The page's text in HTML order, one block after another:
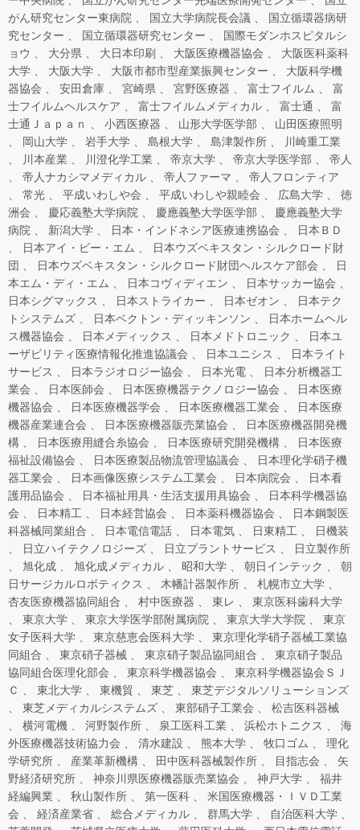
がん研究センター東病院
国立大学病院長会議
国立循環器病研
究センター
国立循環器研究センター
国際モダンホスピタルシ
ョウ
大分県 大日本印刷 大阪医療機器協会
大阪医科薬科
大学
大阪大学 大阪市都市型産業振興センター
大阪科学機
器協会
安田倉庫 宮崎県 宮野医療器 富士フイルム
富
士フイルムヘルスケア
富士フイルムメディカル 富士通
富
士通Ｊａｐａｎ
小西医療器 山形大学医学部
山田医療照明
岡山大学
岩手大学 島根大学 島津製作所
川崎重工業
川本産業
川澄化学工業 帝京大学 帝京大学医学部
帝人
帝人ナカシマメディカル
帝人ファーマ
帝人フロンティア
常光
平成いわしや会 平成いわしや親睦会 広島大学
徳
洲会
慶応義塾大学病院 慶應義塾大学医学部
慶應義塾大学
病院
新潟大学 日本・インドネシア医療連携協会
日本ＢＤ
日本アイ・ビー・エム
日本ウズベキスタン・シルクロード財
団
日本ウズベキスタン・シルクロード財団ヘルスケア部会
日
本エム・ディ・エム
日本コヴィディエン
日本サッカー協会
日本シグマックス
日本ストライカー 日本ゼオン
日本テク
トシステムズ
日本ベクトン・ディッキンソン
日本ホームヘル
ス機器協会
日本メディックス 日本メドトロニック
日本ユ
ーザビリティ医療情報化推進協議会
日本ユニシス
日本ライト
サービス
日本ラジオロジー協会 日本光電
日本分析機器工
業会
日本医師会 日本医療機器テクノロジー協会
日本医療
機器協会
日本医療機器学会 日本医療機器工業会
日本医療
機器産業連合会
日本医療機器販売業協会
日本医療機器開発機
構
日本医療用縫合糸協会 日本医療研究開発機構
日本医療
福祉設備協会
日本医療製品物流管理協議会
日本理化学硝子機
器工業会
日本画像医療システム工業会 日本病院会
日本看
護用品協会
日本福祉用具・生活支援用具協会
日本科学機器協
会
日本精工 日本経営協会 日本薬科機器協会
日本鋼製医
科器械同業組合
日本電信電話 日本電気 日東精工
日機装
日立ハイテクノロジーズ
日立プラントサービス
日立製作所
旭化成
旭化成メディカル 昭和大学 朝日インテック
朝
日サージカルロボティクス
木幡計器製作所
札幌市立大学
杏友医療機器協同組合
村中医療器 東レ
東京医科歯科大学
東京大学
東京大学医学部附属病院 東京大学大学院
東京
女子医科大学
東京慈恵会医科大学
東京理化学硝子器械工業協
同組合
東京硝子器械 東京硝子製品協同組合
東京硝子製品
協同組合医理化部会
東京科学機器協会
東京科学機器協会ＳＪ
Ｃ
東北大学 東機貿 東芝
東芝デジタルソリューションズ
東芝メディカルシステムズ
東部硝子工業会
松吉医科器械
横河電機
河野製作所 泉工医科工業 浜松ホトニクス
海
外医療機器技術協力会
清水建設 熊本大学 牧口ゴム
理化
学研究所
産業革新機構 田中医科器械製作所 目指志会
矢
野経済研究所
神奈川県医療機器販売業協会 神戸大学
福井
経編興業
秋山製作所 第一医科
米国医療機器・ＩＶＤ工業
会
経済産業省 総合メディカル 群馬大学
自治医科大学